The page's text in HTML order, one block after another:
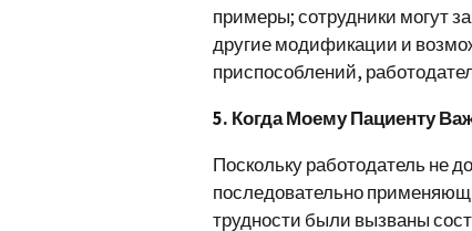
примеры; сотрудники могут
другие модификации и
приспособлений,
5. Когда Моему Пациенту
Поскольку работодатель не
последовательно
трудности были вызваны